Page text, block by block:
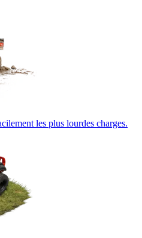
les plus lourdes charges.